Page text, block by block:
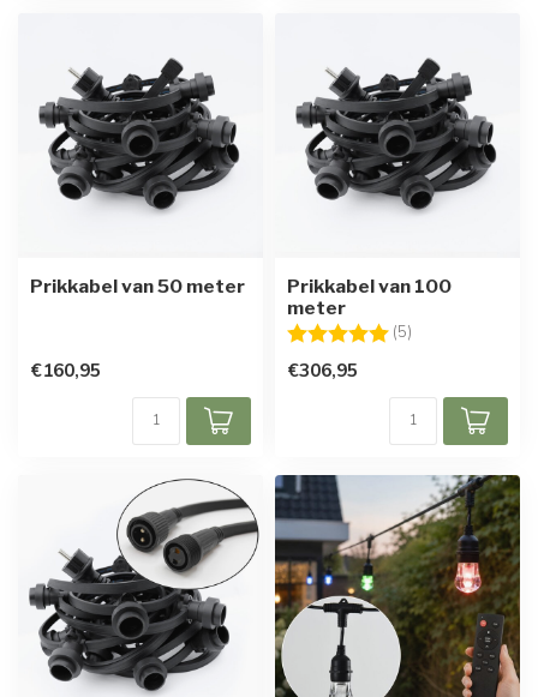
Prikkabel van 50 meter
€160,95
Prikkabel van 100
meter
Beoordeling: (5)
€306,95